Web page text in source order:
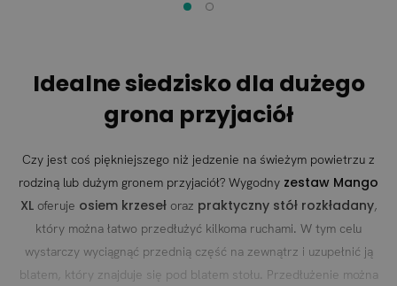
Idealne siedzisko dla dużego
grona przyjaciół
Czy jest coś piękniejszego niż jedzenie na świeżym powietrzu z
rodziną lub dużym gronem przyjaciół? Wygodny zestaw Mango
XLoferuje osiem krzesełoraz praktyczny stół rozkładany,
który można łatwo przedłużyć kilkoma ruchami. W tym celu
wystarczy wyciągnąć przednią część na zewnątrz i uzupełnić ją
blatem, który znajduje się pod blatem stołu. Przedłużenie można